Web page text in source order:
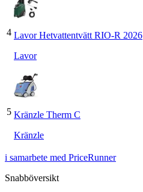
4 Lavor Hetvattentvätt RIO-R 2026
Lavor
5 Kränzle Therm C
Kränzle
i samarbete med PriceRunner
Snabböversikt